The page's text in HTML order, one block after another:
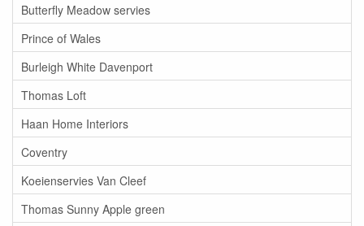
Butterfly Meadow servies
Prince of Wales
Burleigh White Davenport
Thomas Loft
Haan Home Interiors
Coventry
Koeienservies Van Cleef
Thomas Sunny Apple green